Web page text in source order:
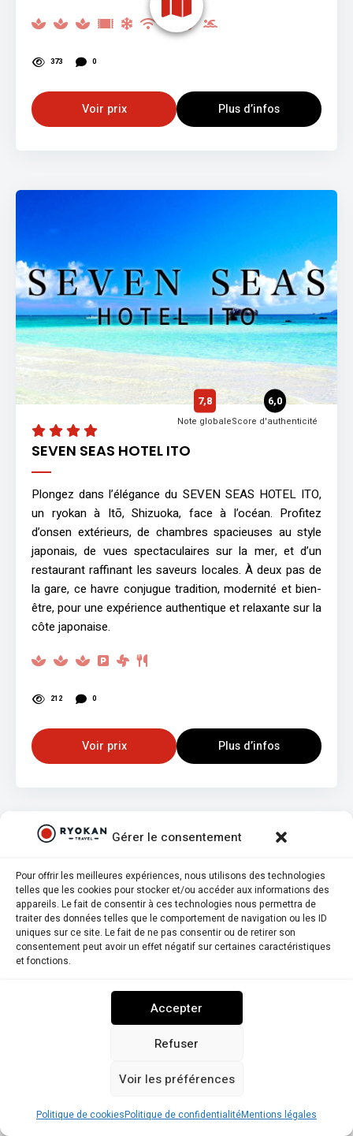
Gérer le consentement
Pour offrir les meilleures expériences, nous utilisons des technologies
telles que les cookies pour stocker et/ou accéder aux informations des
appareils. Le fait de consentir à ces technologies nous permettra de
traiter des données telles que le comportement de navigation ou les ID
uniques sur ce site. Le fait de ne pas consentir ou de retirer son
consentement peut avoir un effet négatif sur certaines caractéristiques
et fonctions.
Accepter
Refuser
Voir les préférences
Politique de cookiesPolitique de confidentialitéMentions légales
373 0
Voir prix Plus d’infos
SEVEN SEAS HOTEL ITO
7,8
Note globale
6,0
Score d'authenticité
Plongez dans l’élégance du SEVEN SEAS HOTEL ITO,
un ryokan à Itō, Shizuoka, face à l’océan. Profitez
d’onsen extérieurs, de chambres spacieuses au style
japonais, de vues spectaculaires sur la mer, et d’un
restaurant raffinant les saveurs locales. À deux pas de
la gare, ce havre conjugue tradition, modernité et bien-
être, pour une expérience authentique et relaxante sur la
côte japonaise.
212 0
Voir prix Plus d’infos
Ooedo Onsen Monogatari Ito Hotel New
Okabe